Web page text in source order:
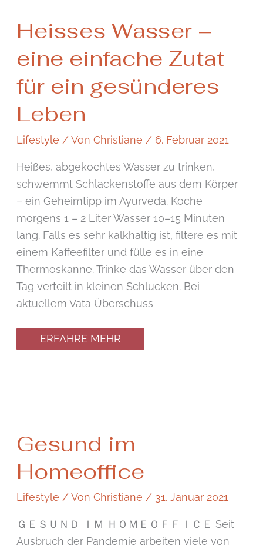
Heisses Wasser –
eine einfache Zutat
für ein gesünderes
Leben
Lifestyle / VonChristiane / 6. Februar 2021
Heißes, abgekochtes Wasser zu trinken,
schwemmt Schlackenstoffe aus dem Körper
– ein Geheimtipp im Ayurveda. Koche
morgens 1 – 2 Liter Wasser 10–15 Minuten
lang. Falls es sehr kalkhaltig ist, filtere es mit
einem Kaffeefilter und fülle es in eine
Thermoskanne. Trinke das Wasser über den
Tag verteilt in kleinen Schlucken. Bei
aktuellem Vata Überschuss
Heisses
Wasser
eine
einfache
für
ein
gesünderes
Leben
ERFAHRE MEHR
Gesund im
Homeoffice
Lifestyle / VonChristiane/ 31. Januar 2021
ＧＥＳＵＮＤ ＩＭ ＨＯＭＥＯＦＦＩＣＥ Seit
Ausbruch der Pandemie arbeiten viele von
im